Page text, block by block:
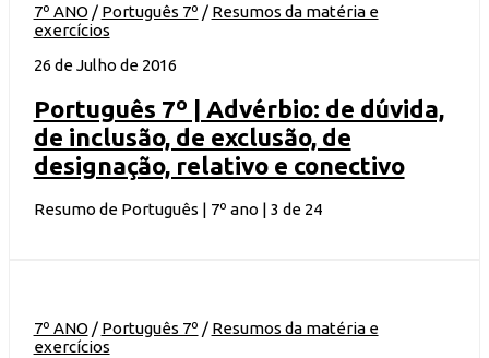
7º ANO / Português 7º / Resumos da matéria e
exercícios
26 de Julho de 2016
Português 7º | Advérbio: de dúvida,
de inclusão, de exclusão, de
designação, relativo e conectivo
Resumo de Português | 7º ano | 3 de 24
7º ANO / Português 7º / Resumos da matéria e
exercícios